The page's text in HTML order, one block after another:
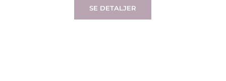
SE DETALJER